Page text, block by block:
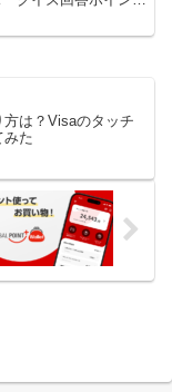
は？Visaのタッチ
みた